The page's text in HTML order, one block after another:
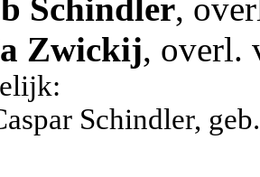
Schindler,
Zwickij, overl.
Schindler,